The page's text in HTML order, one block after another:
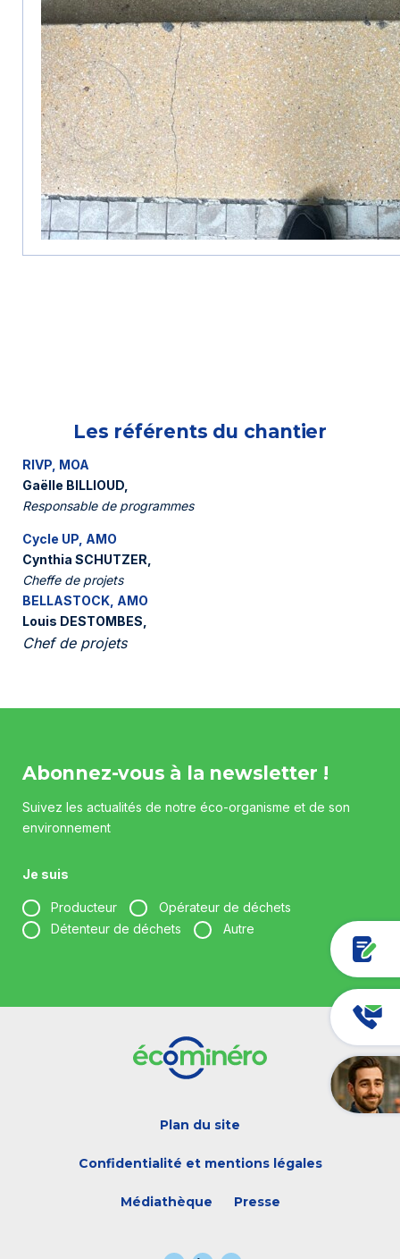
Les référents du chantier
RIVP, MOA
Gaëlle BILLIOUD,
Responsable de programmes
Cycle UP, AMO
Cynthia SCHUTZER,
Cheffe de projets
BELLASTOCK, AMO
Louis DESTOMBES,
Chef de projets
Abonnez-vous à la newsletter !
Suivez les actualités de notre éco-organisme et de son
environnement
Je suis
Producteur
Opérateur de déchets
Détenteur de déchets
Autre
Votre fonction *
En cliquant sur « valider », j’accepte qu’Ecominéro traite mes
Plan du site
Confidentialité et mentions légales
Médiathèque Presse